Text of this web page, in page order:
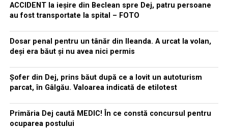
ACCIDENT la ieșire din Beclean spre Dej, patru persoane
au fost transportate la spital – FOTO
Dosar penal pentru un tânăr din Ileanda. A urcat la volan,
deși era băut și nu avea nici permis
Șofer din Dej, prins băut după ce a lovit un autoturism
parcat, în Gâlgău. Valoarea indicată de etilotest
Primăria Dej caută MEDIC! În ce constă concursul pentru
ocuparea postului